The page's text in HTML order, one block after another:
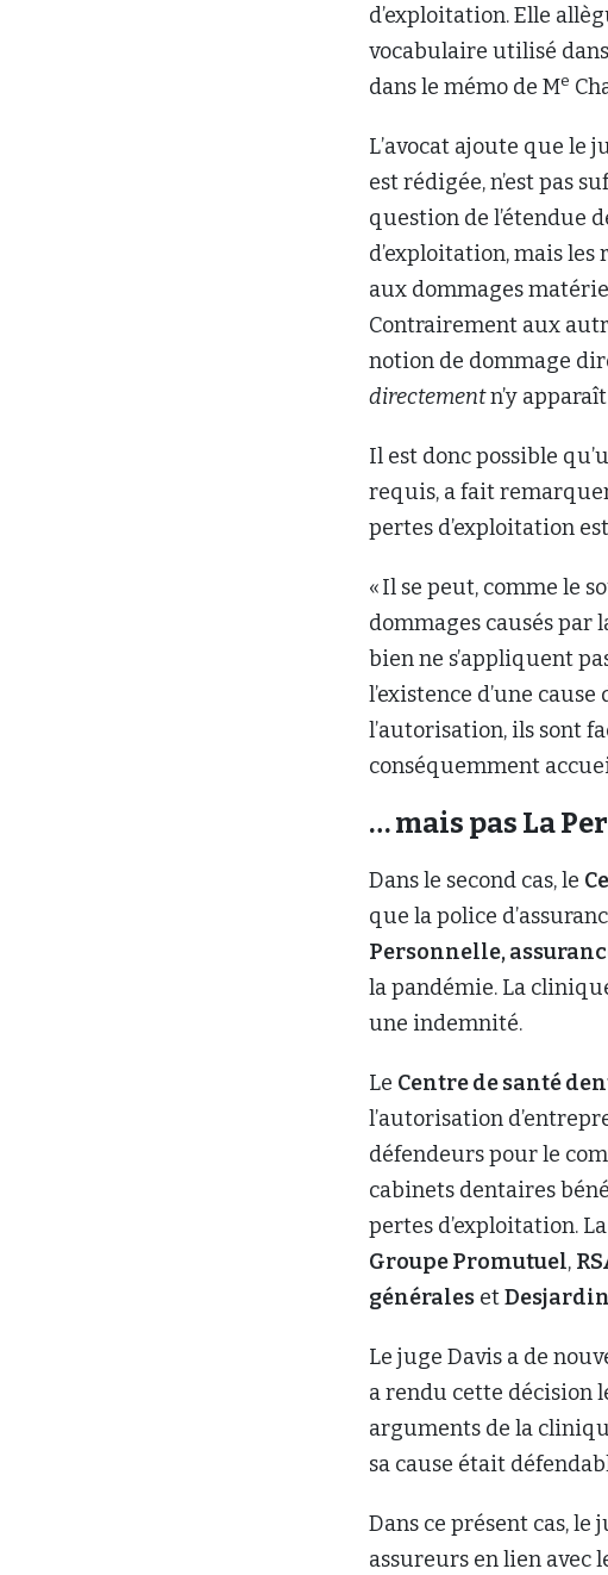
d’exploitation. Elle
vocabulaire utilisé
dans le mémo de Me
L’avocat ajoute que le
est rédigée, n’est pas
question de l’étendue
d’exploitation, mais
aux dommages
Contrairement aux
notion de dommage
directementn’y
Il est donc possible
requis, a fait
pertes d’exploitation
« Il se peut, comme le
dommages causés par
bien ne s’appliquent
l’existence d’une
l’autorisation, ils sont
conséquemment
… mais pas La
Dans le second cas, le
que la police
Personnelle,
la pandémie. La
une indemnité.
Le Centre de santé
l’autorisation
défendeurs pour le
cabinets dentaires
pertes d’exploitation.
Groupe Promutuel,
générales et
Le juge Davis a de
a rendu cette décision
arguments de la
sa cause était
Dans ce présent cas,
assureurs en lien avec